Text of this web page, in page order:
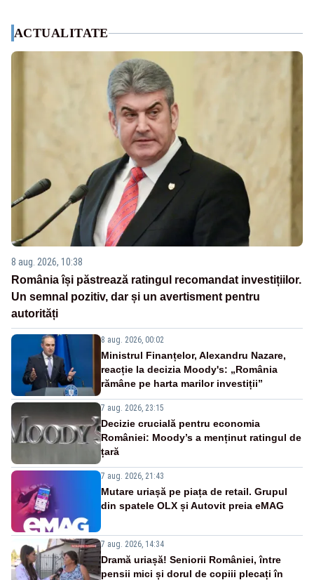
ACTUALITATE
8 aug. 2026, 10:38
România își păstrează ratingul recomandat investițiilor.
Un semnal pozitiv, dar și un avertisment pentru
autorități
8 aug. 2026, 00:02
Ministrul Finanțelor, Alexandru Nazare,
reacție la decizia Moody's: „România
rămâne pe harta marilor investiții”
7 aug. 2026, 23:15
Decizie crucială pentru economia
României: Moody’s a menținut ratingul de
țară
7 aug. 2026, 21:43
Mutare uriașă pe piața de retail. Grupul
din spatele OLX și Autovit preia eMAG
7 aug. 2026, 14:34
Dramă uriașă! Seniorii României, între
pensii mici și dorul de copiii plecați în